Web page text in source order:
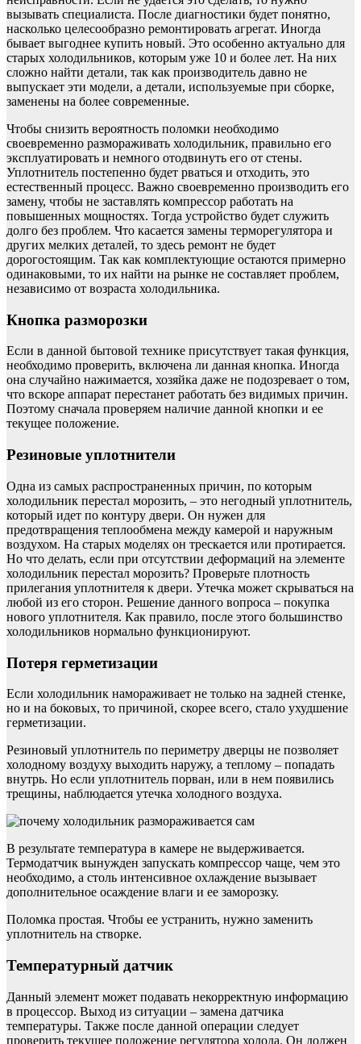
вызывать специалиста. После диагностики будет понятно,
насколько целесообразно ремонтировать агрегат. Иногда
бывает выгоднее купить новый. Это особенно актуально для
старых холодильников, которым уже 10 и более лет. На них
сложно найти детали, так как производитель давно не
выпускает эти модели, а детали, используемые при сборке,
заменены на более современные.
Чтобы снизить вероятность поломки необходимо
своевременно размораживать холодильник, правильно его
эксплуатировать и немного отодвинуть его от стены.
Уплотнитель постепенно будет рваться и отходить, это
естественный процесс. Важно своевременно производить его
замену, чтобы не заставлять компрессор работать на
повышенных мощностях. Тогда устройство будет служить
долго без проблем. Что касается замены терморегулятора и
других мелких деталей, то здесь ремонт не будет
дорогостоящим. Так как комплектующие остаются примерно
одинаковыми, то их найти на рынке не составляет проблем,
независимо от возраста холодильника.
Кнопка разморозки
Если в данной бытовой технике присутствует такая функция,
необходимо проверить, включена ли данная кнопка. Иногда
она случайно нажимается, хозяйка даже не подозревает о том,
что вскоре аппарат перестанет работать без видимых причин.
Поэтому сначала проверяем наличие данной кнопки и ее
текущее положение.
Резиновые уплотнители
Одна из самых распространенных причин, по которым
холодильник перестал морозить, – это негодный уплотнитель,
который идет по контуру двери. Он нужен для
предотвращения теплообмена между камерой и наружным
воздухом. На старых моделях он трескается или протирается.
Но что делать, если при отсутствии деформаций на элементе
холодильник перестал морозить? Проверьте плотность
прилегания уплотнителя к двери. Утечка может скрываться на
любой из его сторон. Решение данного вопроса – покупка
нового уплотнителя. Как правило, после этого большинство
холодильников нормально функционируют.
Потеря герметизации
Если холодильник намораживает не только на задней стенке,
но и на боковых, то причиной, скорее всего, стало ухудшение
герметизации.
Резиновый уплотнитель по периметру дверцы не позволяет
холодному воздуху выходить наружу, а теплому – попадать
внутрь. Но если уплотнитель порван, или в нем появились
трещины, наблюдается утечка холодного воздуха.
В результате температура в камере не выдерживается.
Термодатчик вынужден запускать компрессор чаще, чем это
необходимо, а столь интенсивное охлаждение вызывает
дополнительное осаждение влаги и ее заморозку.
Поломка простая. Чтобы ее устранить, нужно заменить
уплотнитель на створке.
Температурный датчик
Данный элемент может подавать некорректную информацию
в процессор. Выход из ситуации – замена датчика
температуры. Также после данной операции следует
проверить текущее положение регулятора холода. Он должен